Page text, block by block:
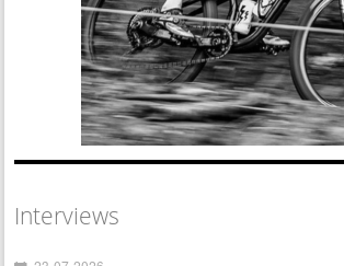
Interviews